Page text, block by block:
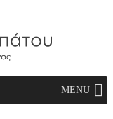
MENU